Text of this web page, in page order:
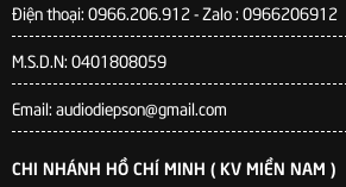
Điện thoại: 0966.206.912 - Zalo : 0966206912
M.S.D.N: 0401808059
Email: audiodiepson@gmail.com
CHI NHÁNH HỒ CHÍ MINH ( KV MIỀN NAM )